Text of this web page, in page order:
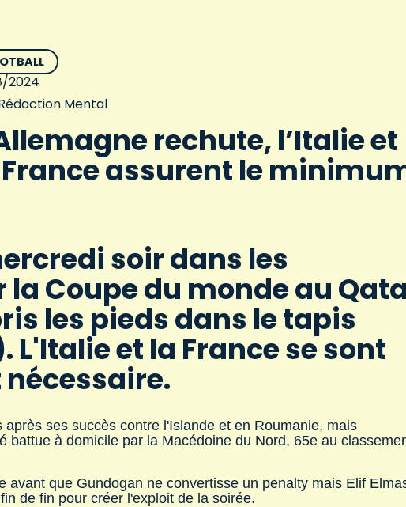
2024
Mental
rechute, l’Italie et
assurent le
soir dans les
Coupe du monde au
les pieds dans le tapis
et la France se sont
ses succès contre l'Islande et en Roumanie, mais
battue à domicile par la Macédoine du Nord, 65e au
avant que Gundogan ne convertisse un penalty mais Elif
de fin pour créer l'exploit de la soirée.